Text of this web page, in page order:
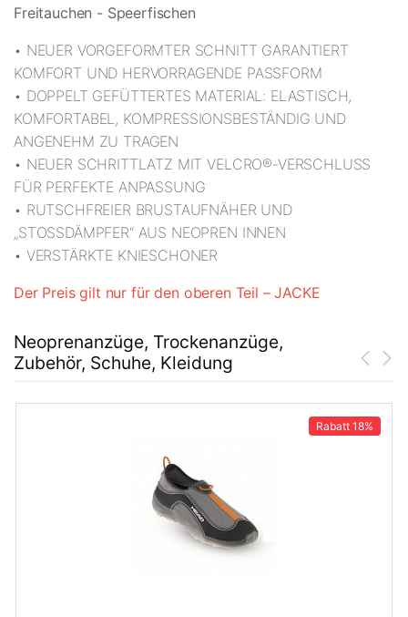
Freitauchen - Speerfischen
• NEUER VORGEFORMTER SCHNITT GARANTIERT
KOMFORT UND HERVORRAGENDE PASSFORM
• DOPPELT GEFÜTTERTES MATERIAL: ELASTISCH,
KOMFORTABEL, KOMPRESSIONSBESTÄNDIG UND
ANGENEHM ZU TRAGEN
• NEUER SCHRITTLATZ MIT VELCRO®-VERSCHLUSS
FÜR PERFEKTE ANPASSUNG
• RUTSCHFREIER BRUSTAUFNÄHER UND
„STOSSDÄMPFER“ AUS NEOPREN INNEN
• VERSTÄRKTE KNIESCHONER
Der Preis gilt nur für den oberen Teil – JACKE
Neoprenanzüge, Trockenanzüge,
Zubehör, Schuhe, Kleidung
Rabatt 18%